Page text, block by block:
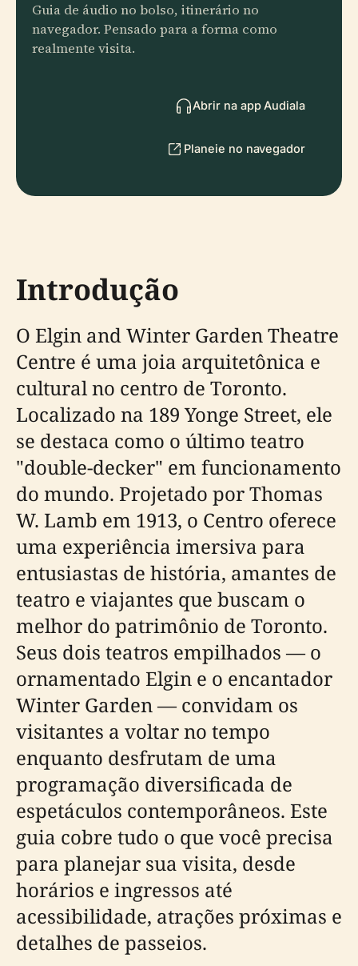
Guia de áudio no bolso, itinerário no
navegador. Pensado para a forma como
realmente visita.
Abrir na app Audiala
Planeie no navegador
Introdução
O Elgin and Winter Garden Theatre
Centre é uma joia arquitetônica e
cultural no centro de Toronto.
Localizado na 189 Yonge Street, ele
se destaca como o último teatro
"double-decker" em funcionamento
do mundo. Projetado por Thomas
W. Lamb em 1913, o Centro oferece
uma experiência imersiva para
entusiastas de história, amantes de
teatro e viajantes que buscam o
melhor do patrimônio de Toronto.
Seus dois teatros empilhados — o
ornamentado Elgin e o encantador
Winter Garden — convidam os
visitantes a voltar no tempo
enquanto desfrutam de uma
programação diversificada de
espetáculos contemporâneos. Este
guia cobre tudo o que você precisa
para planejar sua visita, desde
horários e ingressos até
acessibilidade, atrações próximas e
detalhes de passeios.